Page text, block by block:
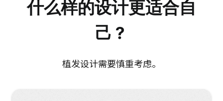
什么样的设计更适合自
己？
植发设计需要慎重考虑。